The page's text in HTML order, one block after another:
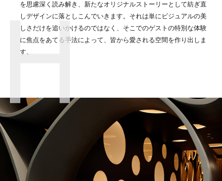
を思慮深く読み解き、新たなオリジナルストーリーとして紡ぎ直
しデザインに落としこんでいきます。それは単にビジュアルの美
しさだけを追いかけるのではなく、そこでのゲストの特別な体験
に焦点をあてる手法によって、皆から愛される空間を作り出しま
す。